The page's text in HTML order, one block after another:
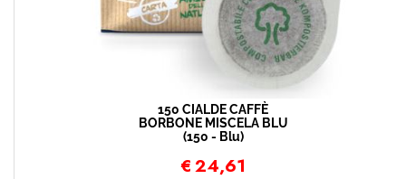
150 CIALDE CAFFÈ
BORBONE MISCELA BLU
(150 - Blu)
€24,61